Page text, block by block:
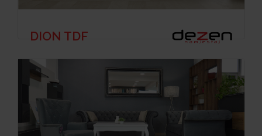
DION TDF